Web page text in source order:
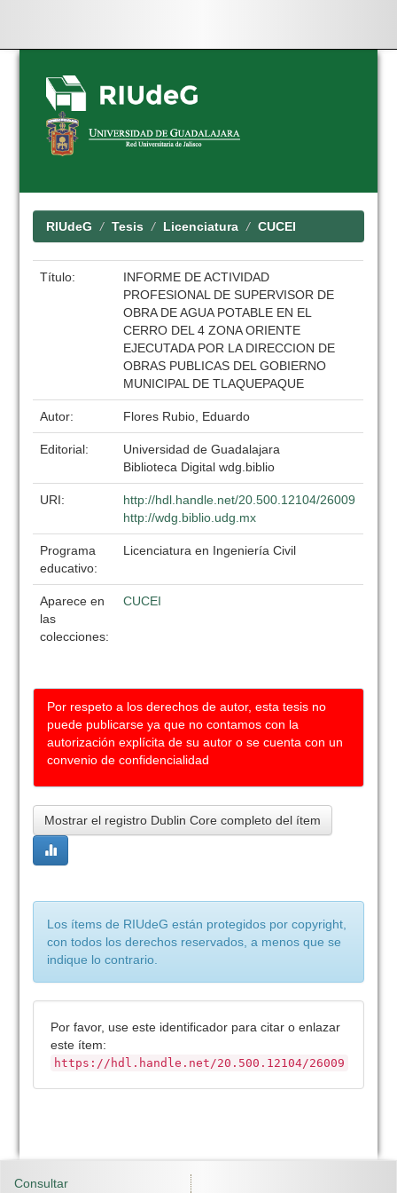
Skip
navigation
RIUdeG Tesis Licenciatura CUCEI
Título:
INFORME DE ACTIVIDAD
PROFESIONAL DE SUPERVISOR DE
OBRA DE AGUA POTABLE EN EL
CERRO DEL 4 ZONA ORIENTE
EJECUTADA POR LA DIRECCION DE
OBRAS PUBLICAS DEL GOBIERNO
MUNICIPAL DE TLAQUEPAQUE
Autor: Flores Rubio, Eduardo
Editorial:
Universidad de Guadalajara
Biblioteca Digital wdg.biblio
URI:
http://hdl.handle.net/20.500.12104/26009
http://wdg.biblio.udg.mx
Programa
educativo:
Licenciatura en Ingeniería Civil
Aparece en
las
colecciones:
CUCEI
Por respeto a los derechos de autor, esta tesis no
puede publicarse ya que no contamos con la
autorización explícita de su autor o se cuenta con un
convenio de confidencialidad
Mostrar el registro Dublin Core completo del ítem
Los ítems de RIUdeG están protegidos por copyright,
con todos los derechos reservados, a menos que se
indique lo contrario.
Por favor, use este identificador para citar o enlazar
este ítem:
https://hdl.handle.net/20.500.12104/26009
Consultar